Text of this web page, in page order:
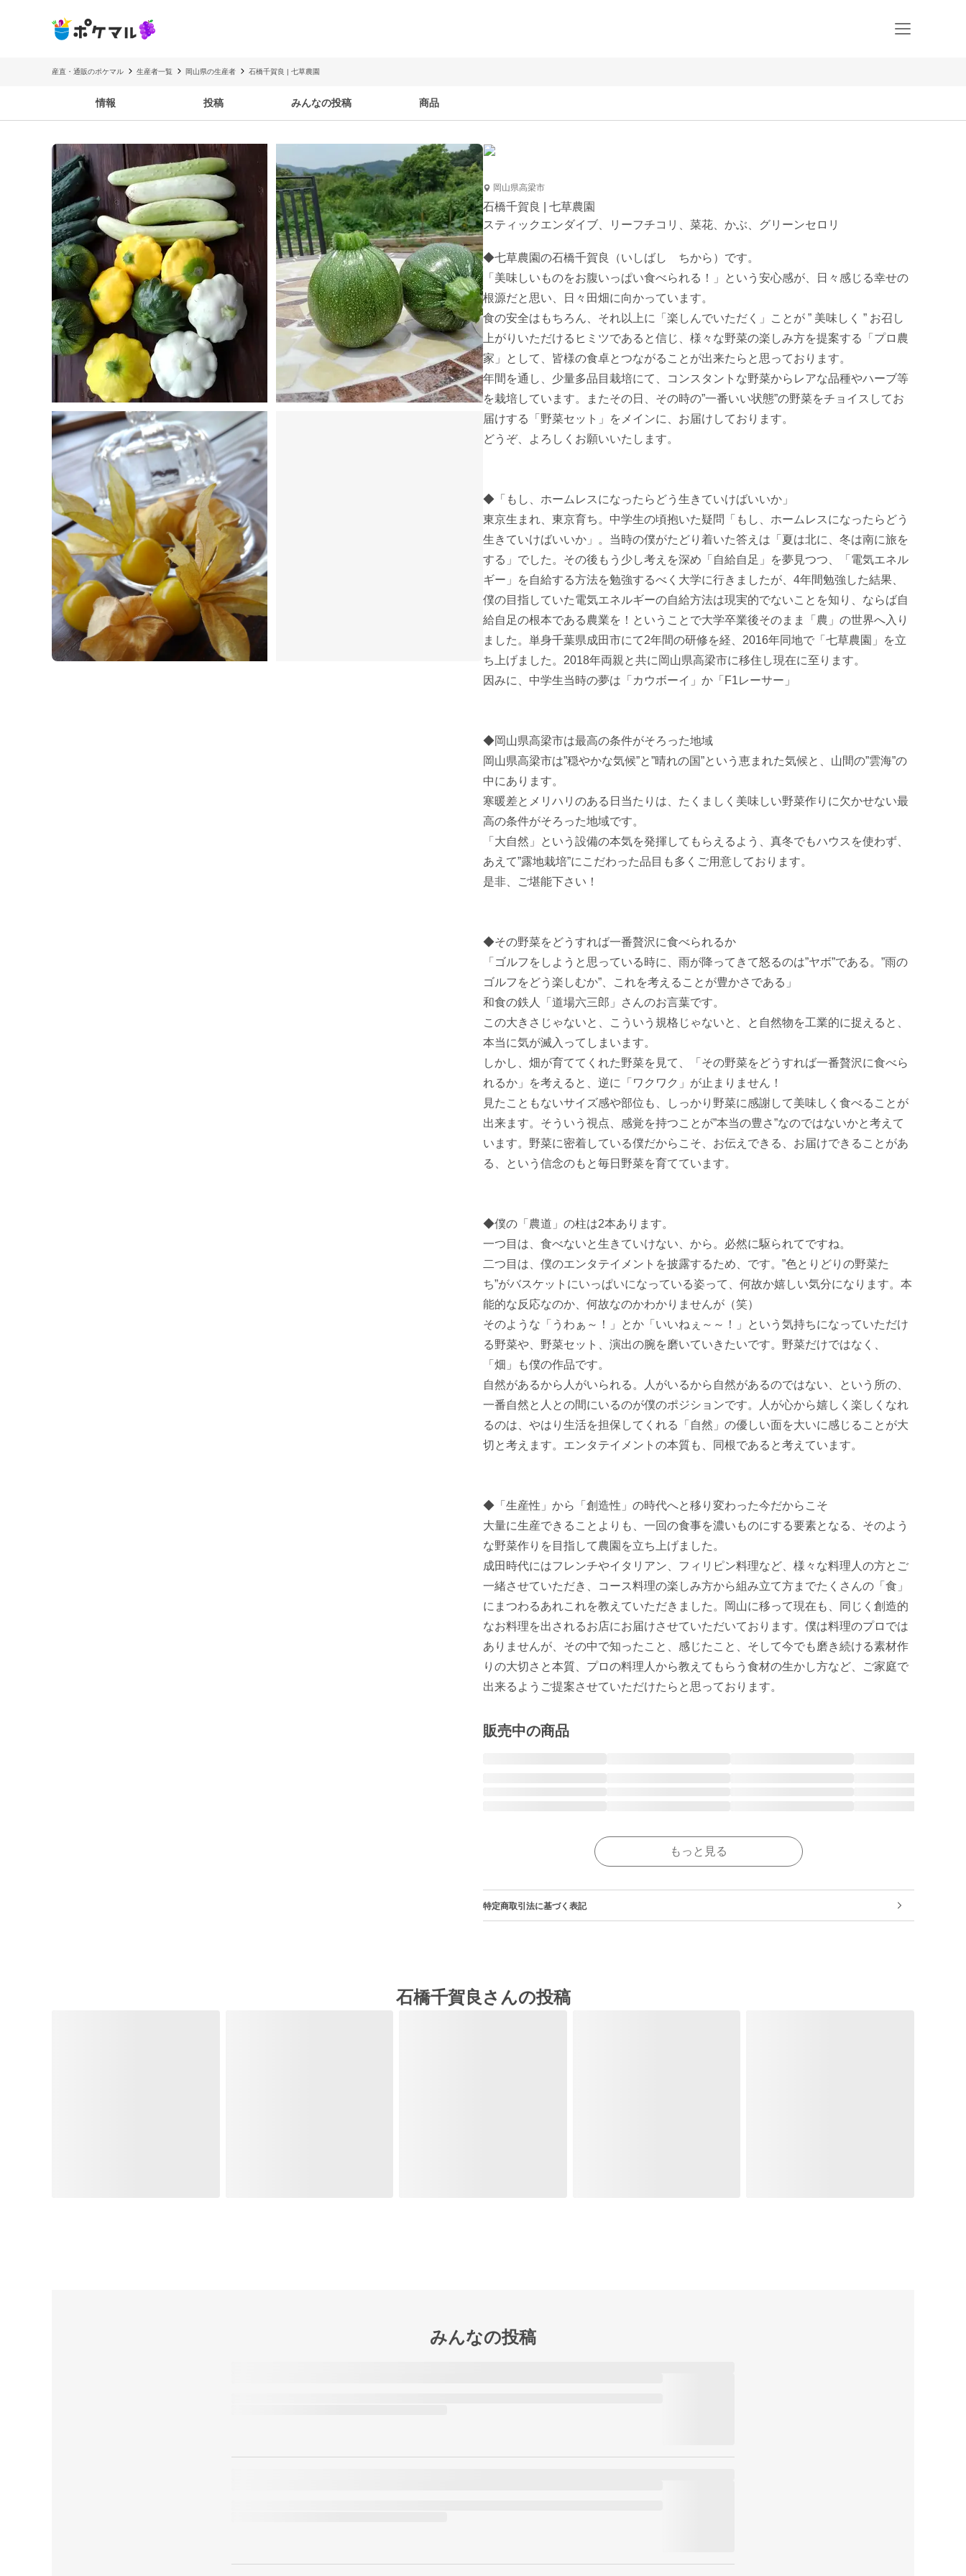
産直・通販のポケマル 生産者一覧 岡山県の生産者 石橋千賀良 | 七草農園
情報 投稿 みんなの投稿 商品
岡山県高梁市
石橋千賀良 | 七草農園
スティックエンダイブ、リーフチコリ、菜花、かぶ、グリーンセロリ
◆七草農園の石橋千賀良（いしばし　ちから）です。
「美味しいものをお腹いっぱい食べられる！」という安心感が、日々感じる幸せの
根源だと思い、日々田畑に向かっています。
食の安全はもちろん、それ以上に「楽しんでいただく」ことが ” 美味しく ” お召し
上がりいただけるヒミツであると信じ、様々な野菜の楽しみ方を提案する「プロ農
家」として、皆様の食卓とつながることが出来たらと思っております。
年間を通し、少量多品目栽培にて、コンスタントな野菜からレアな品種やハーブ等
を栽培しています。またその日、その時の”一番いい状態”の野菜をチョイスしてお
届けする「野菜セット」をメインに、お届けしております。
どうぞ、よろしくお願いいたします。
◆「もし、ホームレスになったらどう生きていけばいいか」
東京生まれ、東京育ち。中学生の頃抱いた疑問「もし、ホームレスになったらどう
生きていけばいいか」。当時の僕がたどり着いた答えは「夏は北に、冬は南に旅を
する」でした。その後もう少し考えを深め「自給自足」を夢見つつ、「電気エネル
ギー」を自給する方法を勉強するべく大学に行きましたが、4年間勉強した結果、
僕の目指していた電気エネルギーの自給方法は現実的でないことを知り、ならば自
給自足の根本である農業を！ということで大学卒業後そのまま「農」の世界へ入り
ました。単身千葉県成田市にて2年間の研修を経、2016年同地で「七草農園」を立
ち上げました。2018年両親と共に岡山県高梁市に移住し現在に至ります。
因みに、中学生当時の夢は「カウボーイ」か「F1レーサー」
◆岡山県高梁市は最高の条件がそろった地域
岡山県高梁市は”穏やかな気候”と”晴れの国”という恵まれた気候と、山間の”雲海”の
中にあります。
寒暖差とメリハリのある日当たりは、たくましく美味しい野菜作りに欠かせない最
高の条件がそろった地域です。
「大自然」という設備の本気を発揮してもらえるよう、真冬でもハウスを使わず、
あえて”露地栽培”にこだわった品目も多くご用意しております。
是非、ご堪能下さい！
◆その野菜をどうすれば一番贅沢に食べられるか
「ゴルフをしようと思っている時に、雨が降ってきて怒るのは”ヤボ”である。”雨の
ゴルフをどう楽しむか”、これを考えることが豊かさである」
和食の鉄人「道場六三郎」さんのお言葉です。
この大きさじゃないと、こういう規格じゃないと、と自然物を工業的に捉えると、
本当に気が滅入ってしまいます。
しかし、畑が育ててくれた野菜を見て、「その野菜をどうすれば一番贅沢に食べら
れるか」を考えると、逆に「ワクワク」が止まりません！
見たこともないサイズ感や部位も、しっかり野菜に感謝して美味しく食べることが
出来ます。そういう視点、感覚を持つことが”本当の豊さ”なのではないかと考えて
います。野菜に密着している僕だからこそ、お伝えできる、お届けできることがあ
る、という信念のもと毎日野菜を育てています。
◆僕の「農道」の柱は2本あります。
一つ目は、食べないと生きていけない、から。必然に駆られてですね。
二つ目は、僕のエンタテイメントを披露するため、です。”色とりどりの野菜た
ち”がバスケットにいっぱいになっている姿って、何故か嬉しい気分になります。本
能的な反応なのか、何故なのかわかりませんが（笑）
そのような「うわぁ～！」とか「いいねぇ～～！」という気持ちになっていただけ
る野菜や、野菜セット、演出の腕を磨いていきたいです。野菜だけではなく、
「畑」も僕の作品です。
自然があるから人がいられる。人がいるから自然があるのではない、という所の、
一番自然と人との間にいるのが僕のポジションです。人が心から嬉しく楽しくなれ
るのは、やはり生活を担保してくれる「自然」の優しい面を大いに感じることが大
切と考えます。エンタテイメントの本質も、同根であると考えています。
◆「生産性」から「創造性」の時代へと移り変わった今だからこそ
大量に生産できることよりも、一回の食事を濃いものにする要素となる、そのよう
な野菜作りを目指して農園を立ち上げました。
成田時代にはフレンチやイタリアン、フィリピン料理など、様々な料理人の方とご
一緒させていただき、コース料理の楽しみ方から組み立て方までたくさんの「食」
にまつわるあれこれを教えていただきました。岡山に移って現在も、同じく創造的
なお料理を出されるお店にお届けさせていただいております。僕は料理のプロでは
ありませんが、その中で知ったこと、感じたこと、そして今でも磨き続ける素材作
りの大切さと本質、プロの料理人から教えてもらう食材の生かし方など、ご家庭で
出来るようご提案させていただけたらと思っております。
販売中の商品
もっと見る
特定商取引法に基づく表記
石橋千賀良さんの投稿
みんなの投稿